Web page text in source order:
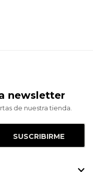
newsletter
de nuestra tienda.
SUSCRIBIRME